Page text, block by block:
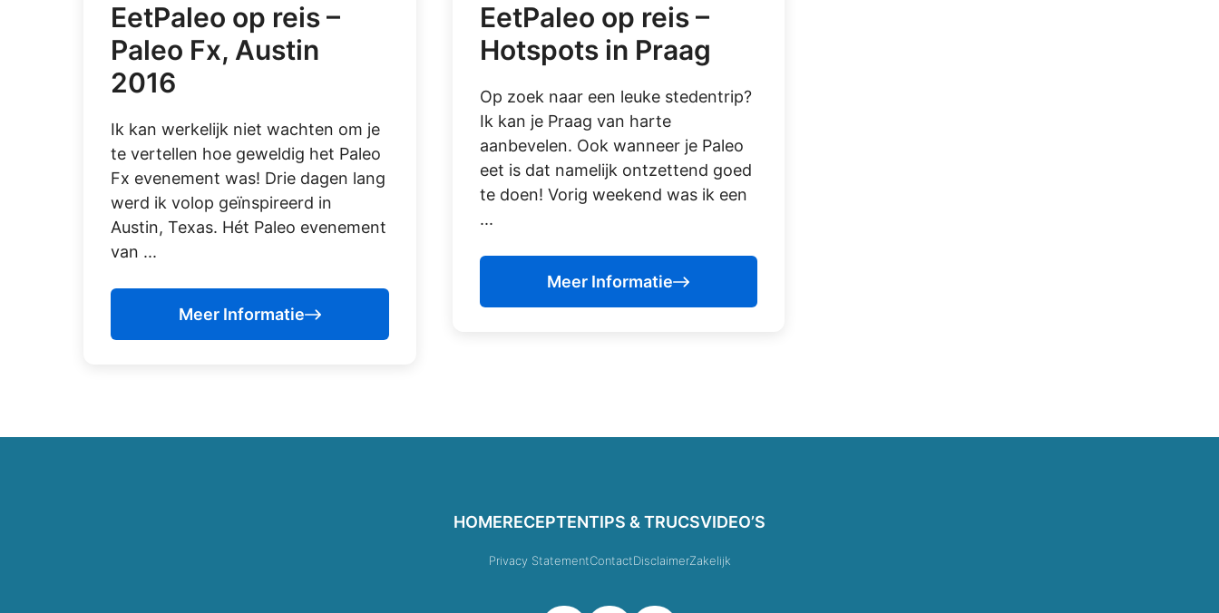
EetPaleo op reis –
Paleo Fx, Austin
2016
Ik kan werkelijk niet wachten om je
te vertellen hoe geweldig het Paleo
Fx evenement was! Drie dagen lang
werd ik volop geïnspireerd in
Austin, Texas. Hét Paleo evenement
van ...
Meer Informatie
EetPaleo op reis –
Hotspots in Praag
Op zoek naar een leuke stedentrip?
Ik kan je Praag van harte
aanbevelen. Ook wanneer je Paleo
eet is dat namelijk ontzettend goed
te doen! Vorig weekend was ik een
...
Meer Informatie
HOMERECEPTENTIPS & TRUCSVIDEO’S
Privacy StatementContactDisclaimerZakelijk